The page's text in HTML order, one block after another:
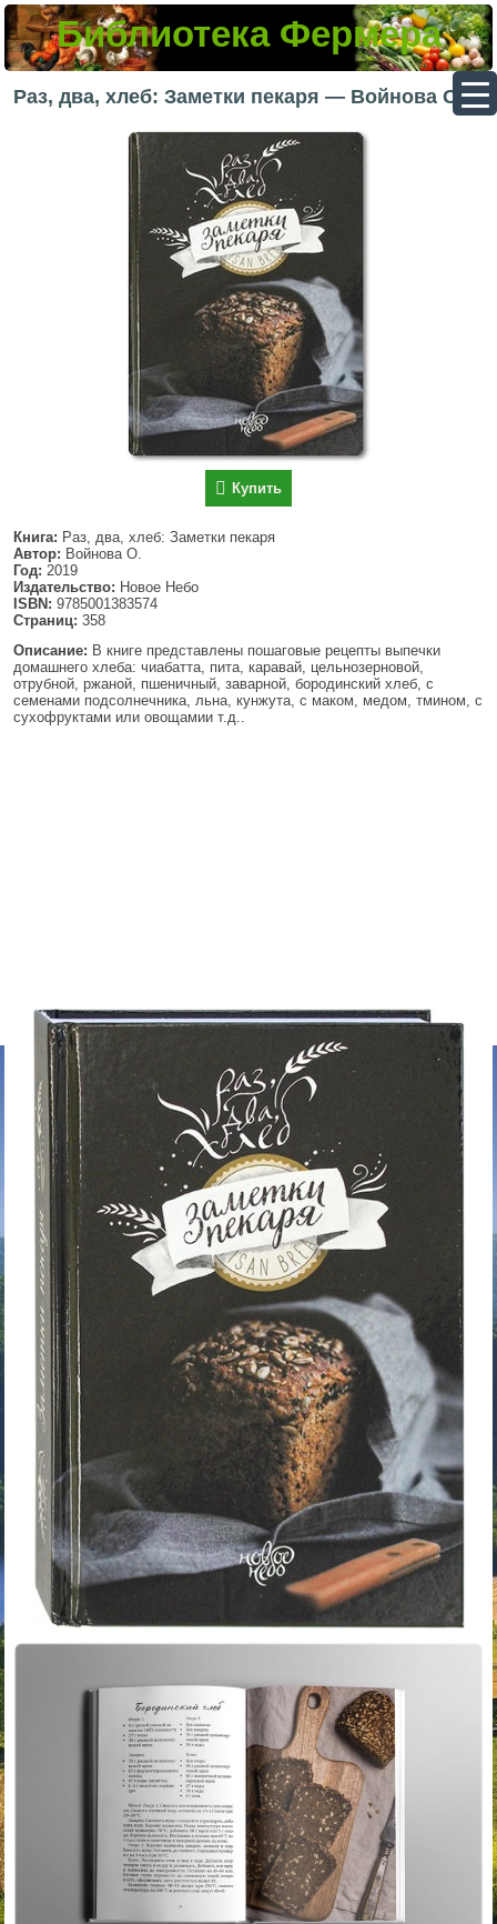
Библиотека Фермера
Раз, два, хлеб: Заметки пекаря — Войнова О.
Купить
Книга: Раз, два, хлеб: Заметки пекаря
Автор: Войнова О.
Год: 2019
Издательство: Новое Небо
ISBN: 9785001383574
Страниц: 358
Описание: В книге представлены пошаговые рецепты выпечки
домашнего хлеба: чиабатта, пита, каравай, цельнозерновой,
отрубной, ржаной, пшеничный, заварной, бородинский хлеб, с
семенами подсолнечника, льна, кунжута, с маком, медом, тмином, с
сухофруктами или овощамии т.д..
▼
▼
▼
▼
▼
▼